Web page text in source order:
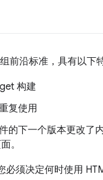
前沿标准，具有以下
构建
复使用
的下一个版本更改了
。
必须决定何时使用